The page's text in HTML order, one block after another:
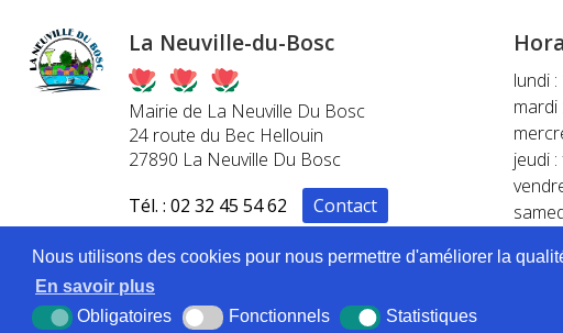
Nous utilisons des cookies pour nous permettre d'améliorer la
En savoir plus
Obligatoires
Fonctionnels Statistiques
La Neuville-du-Bosc
Mairie de La Neuville Du Bosc
24 route du Bec Hellouin
27890 La Neuville Du Bosc
Tél. : 02 32 45 54 62
Contact
Suivez-nous sur : Facebook
lundi
mardi
jeudi
Plan du site